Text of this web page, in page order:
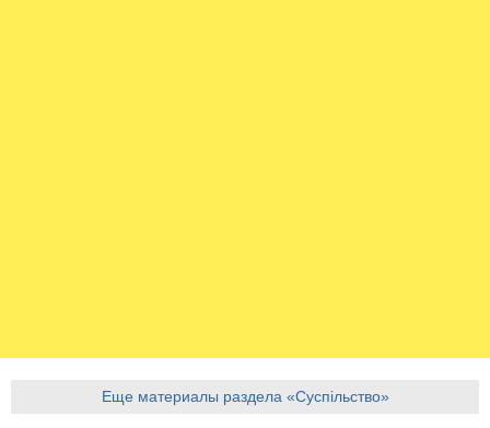
Еще материалы раздела «Суспільство»